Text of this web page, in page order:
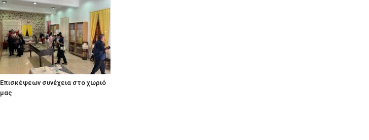
Eπισκέψεων συνέχεια στο χωριό
μας